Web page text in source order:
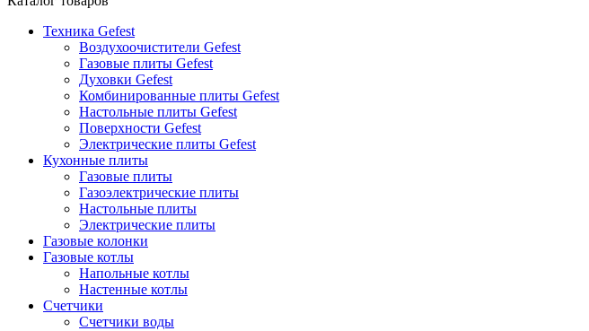
Техника Gefest
Воздухоочистители Gefest
Газовые плиты Gefest
Духовки Gefest
Комбинированные плиты Gefest
Настольные плиты Gefest
Поверхности Gefest
Электрические плиты Gefest
Кухонные плиты
Газовые плиты
Газоэлектрические плиты
Настольные плиты
Электрические плиты
Газовые колонки
Газовые котлы
Напольные котлы
Настенные котлы
Счетчики
Счетчики воды